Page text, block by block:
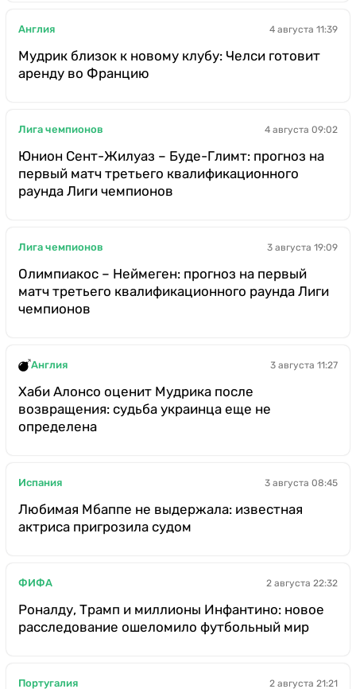
Англия 4 августа 11:39
Мудрик близок к новому клубу: Челси готовит
аренду во Францию
Лига чемпионов 4 августа 09:02
Юнион Сент-Жилуаз – Буде-Глимт: прогноз на
первый матч третьего квалификационного
раунда Лиги чемпионов
Лига чемпионов 3 августа 19:09
Олимпиакос – Неймеген: прогноз на первый
матч третьего квалификационного раунда Лиги
чемпионов
Англия 3 августа 11:27
Хаби Алонсо оценит Мудрика после
возвращения: судьба украинца еще не
определена
Испания 3 августа 08:45
Любимая Мбаппе не выдержала: известная
актриса пригрозила судом
ФИФА 2 августа 22:32
Роналду, Трамп и миллионы Инфантино: новое
расследование ошеломило футбольный мир
Португалия 2 августа 21:21